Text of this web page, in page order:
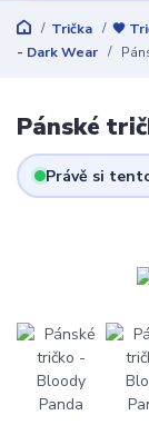
Trička 🖤
- Dark Wear
Pánské
Právě si